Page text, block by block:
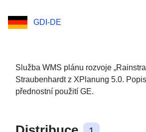
GDI-DE
Služba WMS plánu rozvoje
Straubenhardt z XPlanung 5.0.
přednostní použití GE.